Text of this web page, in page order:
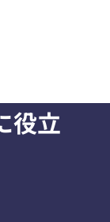
役立